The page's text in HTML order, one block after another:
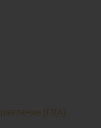
(EBA)